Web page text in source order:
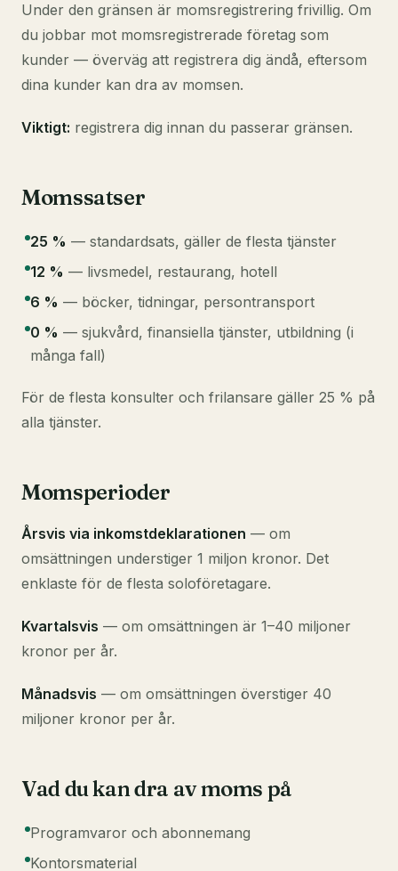
Under den gränsen är momsregistrering frivillig. Om
du jobbar mot momsregistrerade företag som
kunder — överväg att registrera dig ändå, eftersom
dina kunder kan dra av momsen.
Viktigt: registrera dig innan du passerar gränsen.
Momssatser
25 % — standardsats, gäller de flesta tjänster
12 % — livsmedel, restaurang, hotell
6 % — böcker, tidningar, persontransport
0 % — sjukvård, finansiella tjänster, utbildning (i
många fall)
För de flesta konsulter och frilansare gäller 25 % på
alla tjänster.
Momsperioder
Årsvis via inkomstdeklarationen — om
omsättningen understiger 1 miljon kronor. Det
enklaste för de flesta soloföretagare.
Kvartalsvis — om omsättningen är 1–40 miljoner
kronor per år.
Månadsvis — om omsättningen överstiger 40
miljoner kronor per år.
Vad du kan dra av moms på
Programvaror och abonnemang
Kontorsmaterial